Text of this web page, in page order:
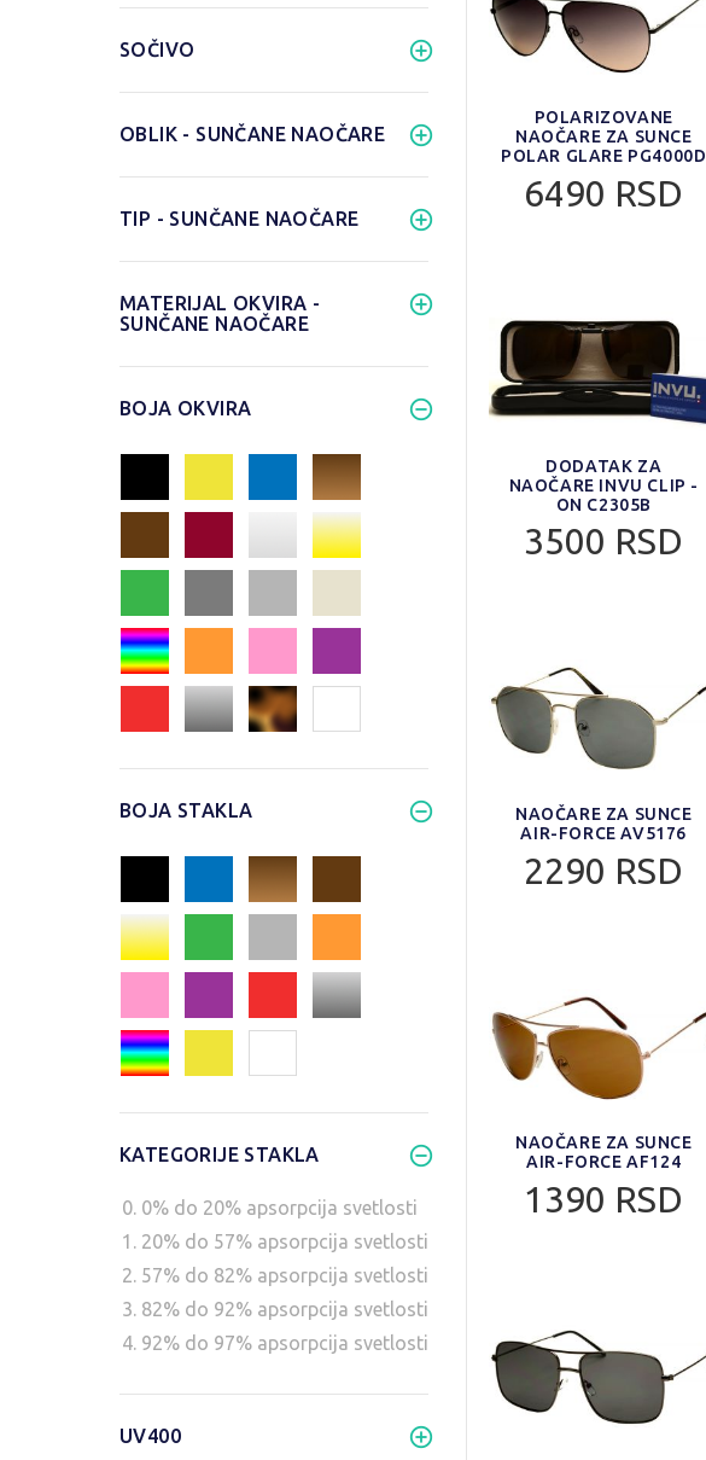
POLARIZOVANE
NAOČARE ZA SUNCE
POLAR GLARE PG4000D
6490 RSD
DODATAK ZA
NAOČARE INVU CLIP -
ON C2305B
3500 RSD
NAOČARE ZA SUNCE
AIR-FORCE AV5176
2290 RSD
NAOČARE ZA SUNCE
AIR-FORCE AF124
1390 RSD
SOČIVO
OBLIK - SUNČANE NAOČARE
TIP - SUNČANE NAOČARE
MATERIJAL OKVIRA -
SUNČANE NAOČARE
BOJA OKVIRA
BOJA STAKLA
KATEGORIJE STAKLA
0. 0% do 20% apsorpcija svetlosti
1. 20% do 57% apsorpcija svetlosti
2. 57% do 82% apsorpcija svetlosti
3. 82% do 92% apsorpcija svetlosti
4. 92% do 97% apsorpcija svetlosti
UV400